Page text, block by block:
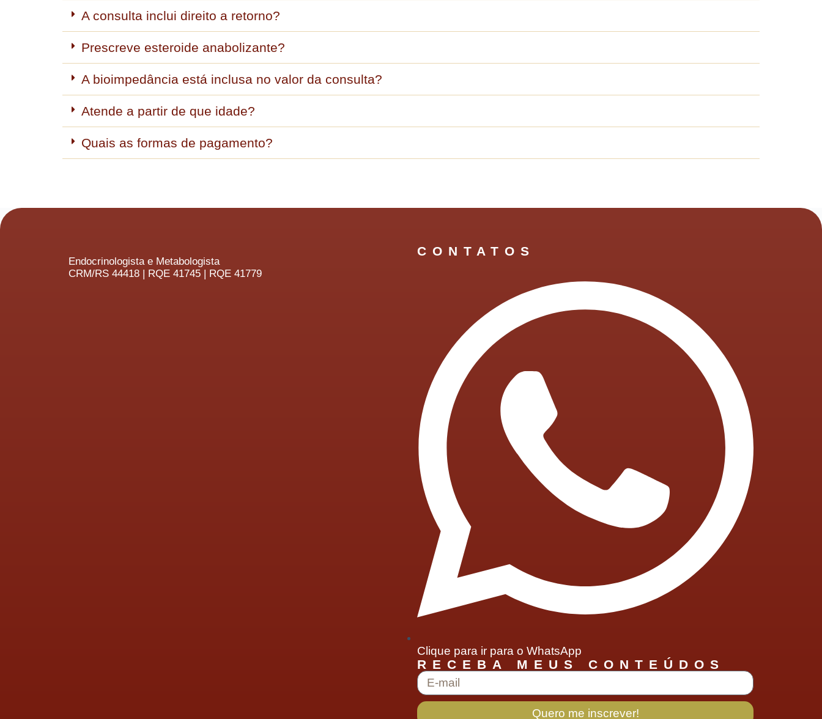
A consulta inclui direito a retorno?
Prescreve esteroide anabolizante?
A bioimpedância está inclusa no valor da consulta?
Atende a partir de que idade?
Quais as formas de pagamento?
Endocrinologista e Metabologista
CRM/RS 44418 | RQE 41745 | RQE 41779
CONTATOS
Clique para ir para o WhatsApp
RECEBA MEUS CONTEÚDOS
Quero me inscrever!